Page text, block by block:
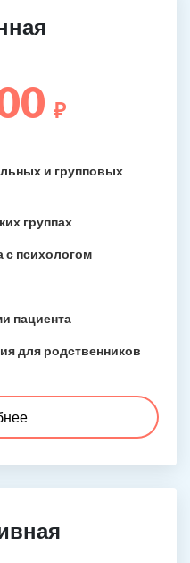
₽
и групповых
группах
с психологом
пациента
для родственников